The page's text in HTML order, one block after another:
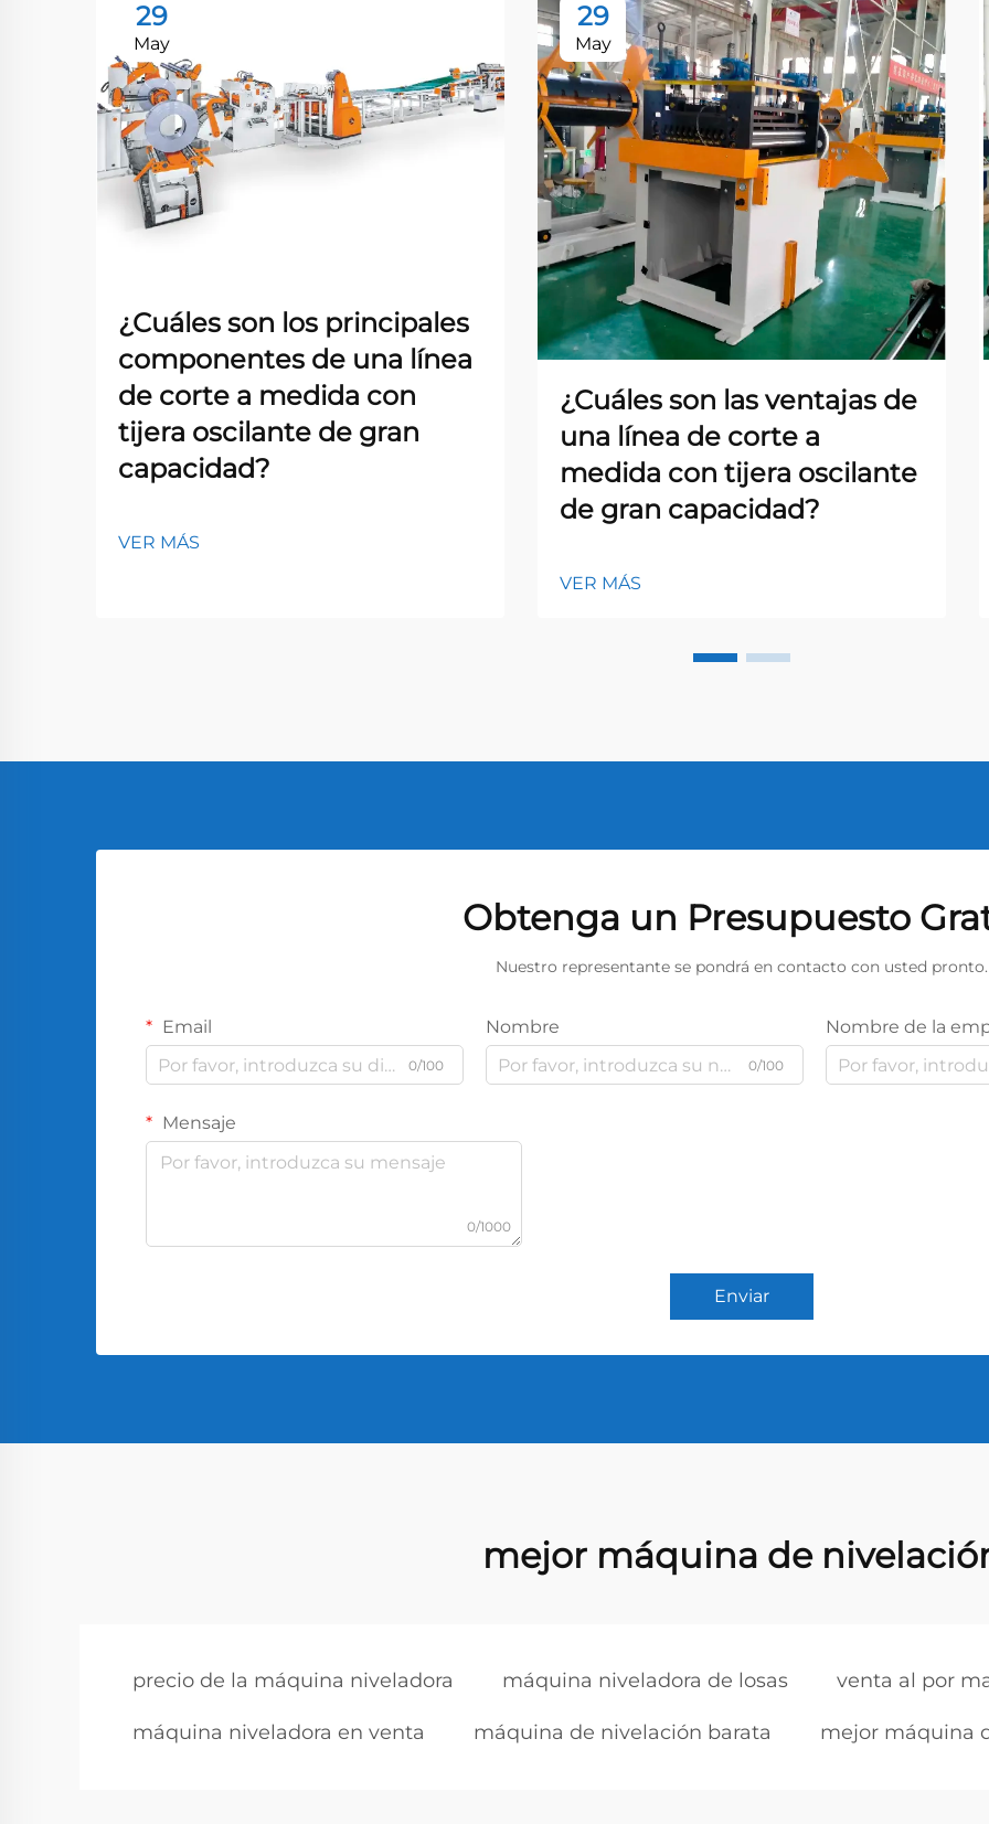
29
May
¿Cuáles son los principales
componentes de una línea
de corte a medida con
tijera oscilante de gran
capacidad?
VER MÁS
29
May
¿Cuáles son las ventajas de
una línea de corte a
medida con tijera oscilante
de gran capacidad?
VER MÁS
Obtenga un Presupuesto
Nuestro representante se pondrá en contacto con usted pronto.
Email
0/100
Nombre
0/100
Nombre de la
Mensaje
0/1000
Enviar
mejor máquina de
precio de la máquina niveladora máquina niveladora de losas venta al por
máquina niveladora en venta máquina de nivelación barata mejor máquina